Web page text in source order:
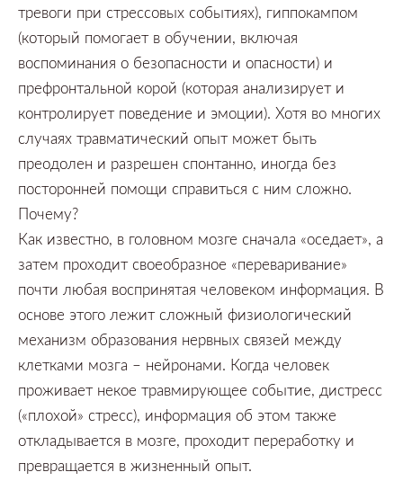
тревоги при стрессовых событиях), гиппокампом
(который помогает в обучении, включая
воспоминания о безопасности и опасности) и
префронтальной корой (которая анализирует и
контролирует поведение и эмоции). Хотя во многих
случаях травматический опыт может быть
преодолен и разрешен спонтанно, иногда без
посторонней помощи справиться с ним сложно.
Почему?
Как известно, в головном мозге сначала «оседает», а
затем проходит своеобразное «переваривание»
почти любая воспринятая человеком информация. В
основе этого лежит сложный физиологический
механизм образования нервных связей между
клетками мозга – нейронами. Когда человек
проживает некое травмирующее событие, дистресс
(«плохой» стресс), информация об этом также
откладывается в мозге, проходит переработку и
превращается в жизненный опыт.